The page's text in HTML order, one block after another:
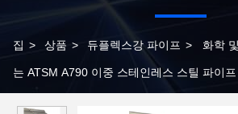
집 > 상품 > 듀플렉스강 파이프 > 화학
는 ATSM A790 이중 스테인레스 스틸 파이